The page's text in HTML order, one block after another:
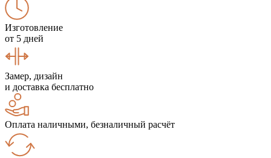
Изготовление
от 5 дней
Замер, дизайн
и доставка бесплатно
Оплата наличными, безналичный расчёт